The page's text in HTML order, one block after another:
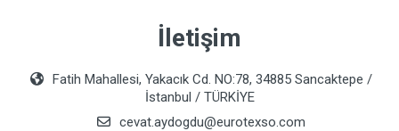
İletişim
Fatih Mahallesi, Yakacık Cd. NO:78, 34885 Sancaktepe /
İstanbul / TÜRKİYE
cevat.aydogdu@eurotexso.com